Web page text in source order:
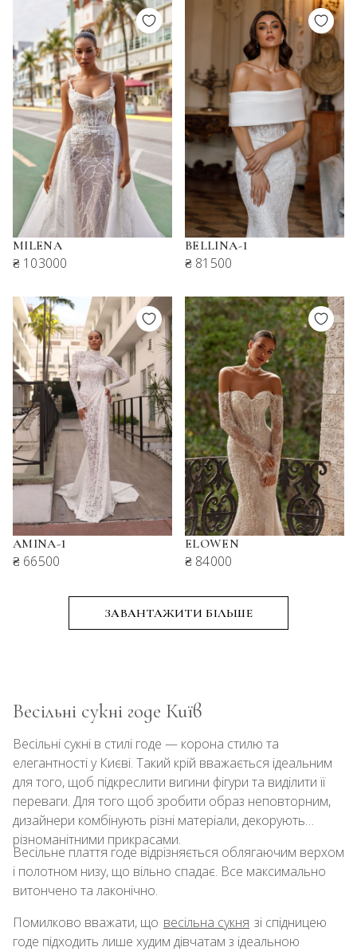
MILENA
₴ 103000
BELLINA-1
₴ 81500
AMINA-1
₴ 66500
ELOWEN
₴ 84000
Весільні сукні годе Київ
Весільні сукні в стилі годе — корона стилю та
елегантності у Києві. Такий крій вважається ідеальним
для того, щоб підкреслити вигини фігури та виділити її
переваги. Для того щоб зробити образ неповторним,
дизайнери комбінують різні матеріали, декорують
різноманітними прикрасами.
Весільне плаття годе відрізняється облягаючим верхом
і полотном низу, що вільно спадає. Все максимально
витончено та лаконічно.
Помилково вважати, що весільна сукня зі спідницею
годе підходить лише худим дівчатам з ідеальною